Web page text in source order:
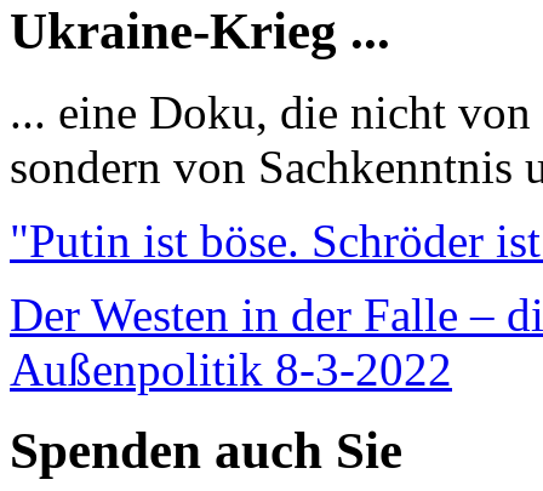
Ukraine-Krieg ...
... eine Doku, die nicht
sondern von Sachkenntnis
"Putin ist böse. Schröder
Der Westen in der Falle –
Außenpolitik 8-3-2022
Spenden auch Sie